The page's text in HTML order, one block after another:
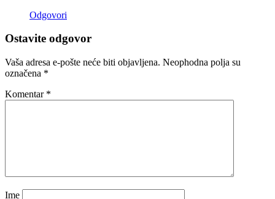
Odgovori
Ostavite odgovor
Vaša adresa e-pošte neće biti objavljena. Neophodna polja su
označena *
Komentar *
Ime